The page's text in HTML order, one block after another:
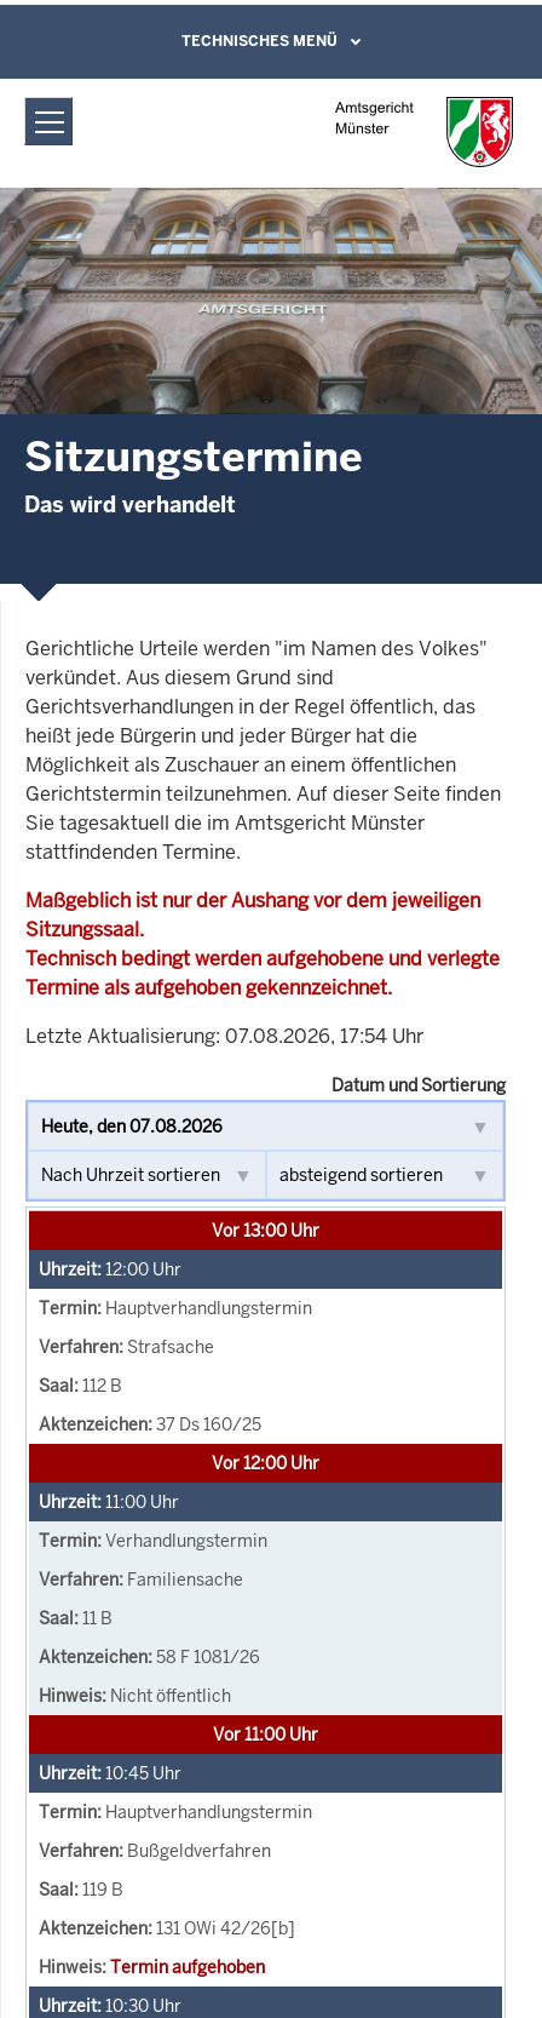
Amtsgericht Münster: Sitzungstermine
Direkt zum Inhalt
Leichte Sprache, Gebärdensprachenvideo
und Kontaktformular
TECHNISCHES MENÜ
Sitzungstermine
Das wird verhandelt
Gerichtliche Urteile werden "im Namen des Volkes"
verkündet. Aus diesem Grund sind
Gerichtsverhandlungen in der Regel öffentlich, das
heißt jede Bürgerin und jeder Bürger hat die
Möglichkeit als Zuschauer an einem öffentlichen
Gerichtstermin teilzunehmen. Auf dieser Seite finden
Sie tagesaktuell die im Amtsgericht Münster
stattfindenden Termine.
Maßgeblich ist nur der Aushang vor dem jeweiligen
Sitzungssaal.
Technisch bedingt werden aufgehobene und verlegte
Termine als aufgehoben gekennzeichnet.
Letzte Aktualisierung: 07.08.2026, 17:54 Uhr
Datum und Sortierung
Vor 13:00 Uhr
12:00 Uhr
Hauptverhandlungstermin
Strafsache
112 B
37 Ds 160/25
Vor 12:00 Uhr
11:00 Uhr
Verhandlungstermin
Familiensache
11 B
58 F 1081/26
Nicht öffentlich
Vor 11:00 Uhr
10:45 Uhr
Hauptverhandlungstermin
Bußgeldverfahren
119 B
131 OWi 42/26[b]
Termin aufgehoben
10:30 Uhr